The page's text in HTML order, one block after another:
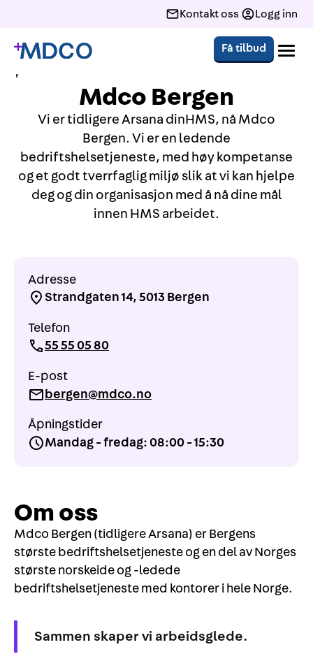
Kontakt oss Logg inn
Få tilbud
Hjem
Mdco Bergen
Vi er tidligere Arsana dinHMS, nå Mdco
Bergen. Vi er en ledende
bedriftshelsetjeneste, med høy kompetanse
og et godt tverrfaglig miljø slik at vi kan hjelpe
deg og din organisasjon med å nå dine mål
innen HMS arbeidet.
Adresse
Strandgaten 14, 5013 Bergen
Telefon
55 55 05 80
E-post
bergen@mdco.no
Åpningstider
Mandag - fredag: 08:00 - 15:30
Om oss
Mdco Bergen (tidligere Arsana) er Bergens
største bedriftshelsetjeneste og en del av Norges
største norskeide og -ledede
bedriftshelsetjeneste med kontorer i hele Norge.
Sammen skaper vi arbeidsglede.